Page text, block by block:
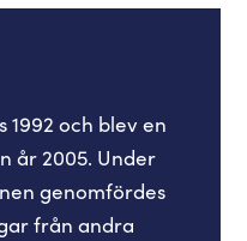
1992 och blev en
år 2005. Under
genomfördes
från andra